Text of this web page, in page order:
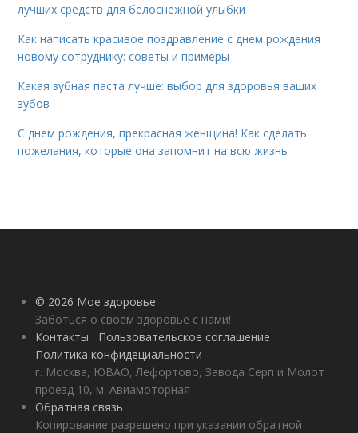
лучших средств для белоснежной улыбки
Как написать красивое поздравление с днем рождения
новому сотруднику: советы и примеры
Какая зубная паста лучше: выбор для здоровья ваших
зубов
С днем рождения, прекрасная женщина! Как сделать
пожелания, которые она запомнит на всю жизнь
© 2026 Мое здоровье
Заботься о своем здоровье с нами!
Контакты
Пользовательское соглашение
Политика конфидециальности
г. Москва, ЮВАО, Лефортово, Завода Серп и Молот
проезд 10, м. Авиамоторная
Обратная связь
Копирование разрешено при указании обратной